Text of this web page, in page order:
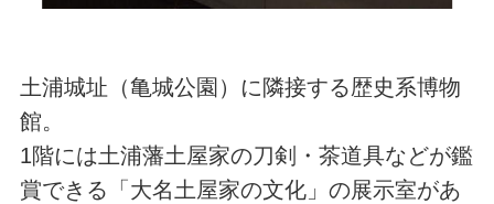
土浦城址（亀城公園）に隣接する歴史系博物
館。
1階には土浦藩土屋家の刀剣・茶道具などが鑑
賞できる「大名土屋家の文化」の展示室があ